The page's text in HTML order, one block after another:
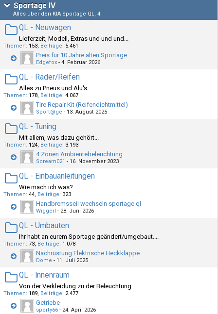
Sportage IV
Alles über den KIA Sportage QL, 4
QL - Neuwagen
Lieferzeit, Modell, Extras und und und...
Themen 153 Beiträge 5.461
Preis für 10 Jahre alten Sportage
Edgefox - 4. Februar 2026
QL - Räder/Reifen
Alles zu Pneus und Alu's...
Themen 178 Beiträge 4.067
Tire Repair Kit (Reifendichtmittel)
Sport@ge - 13. August 2025
QL - Tuning
Mit allem, was dazu gehört...
Themen 124 Beiträge 3.193
4 Zonen Ambientebeleuchtung
Scream021 - 16. November 2023
QL - Einbauanleitungen
Wie mach ich was?
Themen 44 Beiträge 323
Handbremsseil wechseln sportage ql
Wiggerl - 28. Juni 2026
QL - Umbauten
Ihr habt an eurem Sportage geändert/umgebaut....
Themen 73 Beiträge 1.078
Nachrüstung Elektrische Heckklappe
Dome - 11. Juli 2025
QL - Innenraum
Von der Verkleidung zu der Beleuchtung...
Themen 189 Beiträge 2.477
Getriebe
sporty66 - 24. April 2026